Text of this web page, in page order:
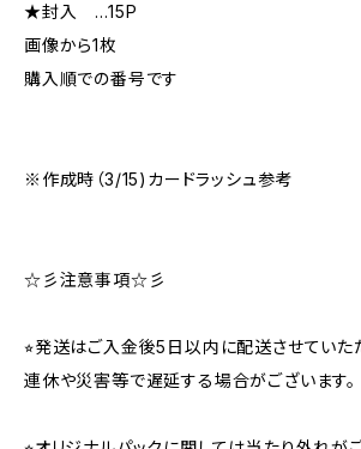
★封入 …15P
画像から1枚
購入順での番号です
※作成時（3/15)カードラッシュ参考
☆彡注意事項☆彡
⭐︎発送はご入金後5日以内に配送させていた
連休や災害等で遅延する場合がございます。